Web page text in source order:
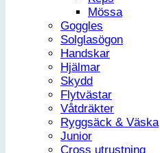
Mössa
Goggles
Solglasögon
Handskar
Hjälmar
Skydd
Flytvästar
Våtdräkter
Ryggsäck & Väska
Junior
Cross utrustning